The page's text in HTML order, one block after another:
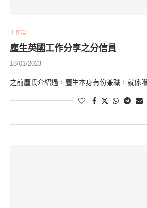
工作篇
塵生英國工作分享之分信員
18/01/2023
之前塵氏介紹過，塵生本身有份兼職，就係